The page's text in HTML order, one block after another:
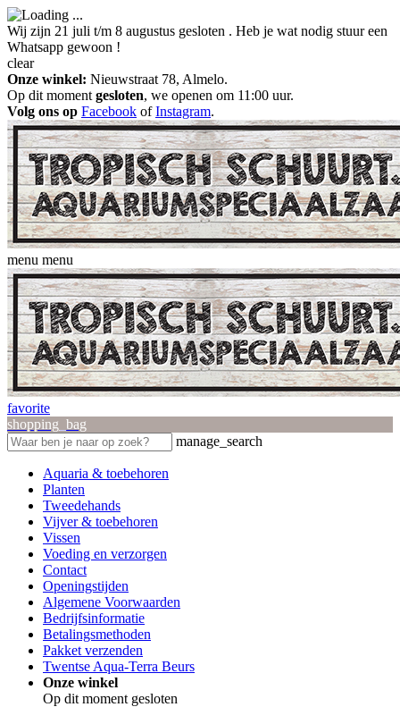
Wij zijn 21 juli t/m 8 augustus gesloten . Heb je wat nodig stuur een
Whatsapp gewoon !
clear
Onze winkel: Nieuwstraat 78, Almelo.
Op dit moment gesloten, we openen om 11:00 uur.
Volg ons op Facebook ofInstagram.
menu menu
favorite
shopping_bag
manage_search
Aquaria & toebehoren
Planten
Tweedehands
Vijver & toebehoren
Vissen
Voeding en verzorgen
Contact
Openingstijden
Algemene Voorwaarden
Bedrijfsinformatie
Betalingsmethoden
Pakket verzenden
Twentse Aqua-Terra Beurs
Onze winkel
Op dit moment gesloten